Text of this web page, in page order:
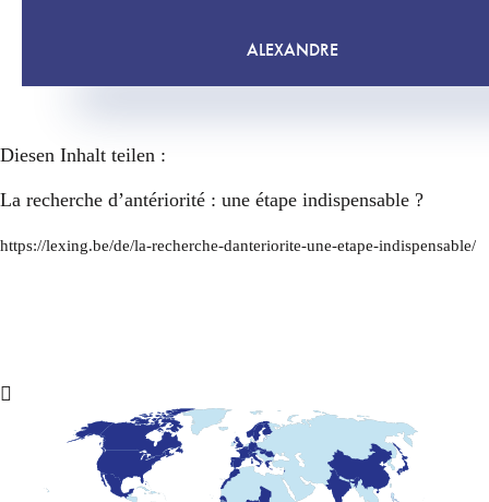
ALEXANDRE
Diesen Inhalt teilen :
La recherche d’antériorité : une étape indispensable ?
https://lexing.be/de/la-recherche-danteriorite-une-etape-indispensable/